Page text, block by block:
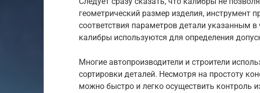
геометрический размер изделия, инструмент
соответствия параметров детали указанным
калибры используются для определения
Многие автопроизводители и строители
сортировки деталей. Несмотря на простоту
можно быстро и легко осуществить контроль